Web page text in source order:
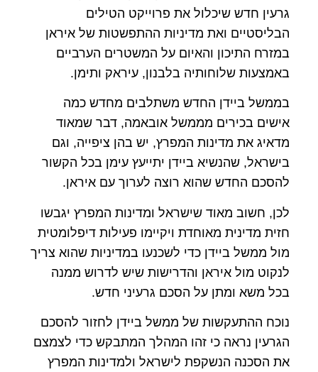
גרעין חדש שיכלול את פרוייקט הטילים
הבליסטיים ואת מדיניות ההתפשטות של איראן
במזרח התיכון והאיום על המשטרים הערביים
באמצעות שלוחותיה בלבנון, עיראק ותימן.
בממשל ביידן החדש משתלבים מחדש כמה
אישים בכירים מממשל אובאמה, דבר שמאוד
מדאיג את מדינות המפרץ, יש בהן ציפייה, וגם
בישראל, שהנשיא ביידן יתייעץ עימן בכל הקשור
להסכם החדש שהוא רוצה לערוך עם איראן.
לכן, חשוב מאוד שישראל ומדינות המפרץ יגבשו
חזית מדינית מאוחדת ויקיימו פעילות דיפלומטית
מול ממשל ביידן כדי לשכנעו במדיניות שהוא צריך
לנקוט מול איראן והדרישות שיש לדרוש ממנה
בכל משא ומתן על הסכם גרעיני חדש.
נוכח ההתעקשות של ממשל ביידן לחזור להסכם
הגרעין נראה כי זהו המהלך המתבקש כדי לצמצם
את הסכנה הנשקפת לישראל ולמדינות המפרץ